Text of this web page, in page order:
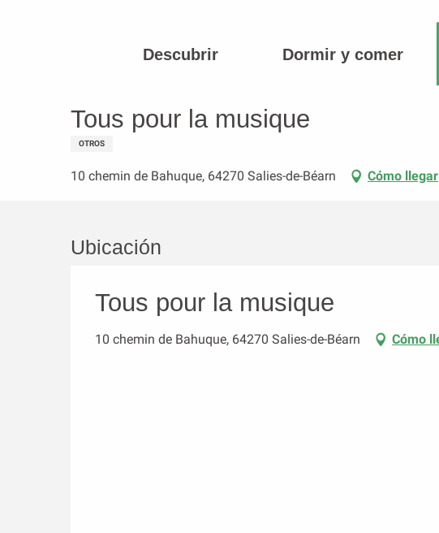
Descubrir Dormir y comer
Tous pour la musique
Tous pour la musique
OTROS
10 chemin de Bahuque, 64270 Salies-de-Béarn Cómo llegar
Ubicación
Tous pour la musique
10 chemin de Bahuque, 64270 Salies-de-Béarn Cómo